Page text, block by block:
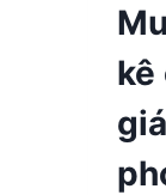
kê